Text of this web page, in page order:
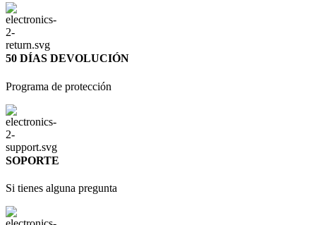
50 DÍAS DEVOLUCIÓN
Programa de protección
SOPORTE
Si tienes alguna pregunta